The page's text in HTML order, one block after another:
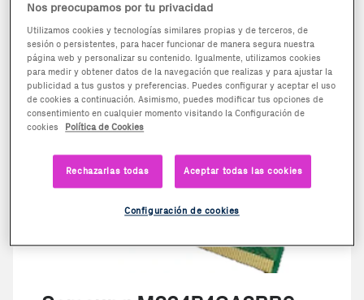
Nos preocupamos por tu privacidad
Utilizamos cookies y tecnologías similares propias y de terceros, de
sesión o persistentes, para hacer funcionar de manera segura nuestra
página web y personalizar su contenido. Igualmente, utilizamos cookies
para medir y obtener datos de la navegación que realizas y para ajustar la
publicidad a tus gustos y preferencias. Puedes configurar y aceptar el uso
de cookies a continuación. Asimismo, puedes modificar tus opciones de
consentimiento en cualquier momento visitando la Configuración de
cookies
Política de Cookies
Rechazarlas todas Aceptar todas las cookies
Configuración de cookies